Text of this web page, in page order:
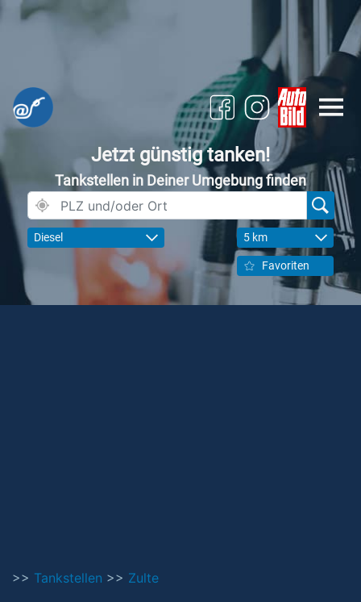
Jetzt günstig tanken!
Tankstellen in Deiner Umgebung finden
Diesel 5 km
Favoriten
>> Tankstellen >> Zulte